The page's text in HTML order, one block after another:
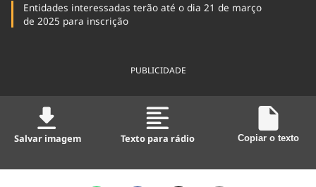
Entidades interessadas terão até o dia 21 de março
de 2025 para inscrição
PUBLICIDADE
Salvar imagem Texto para rádio Copiar o texto